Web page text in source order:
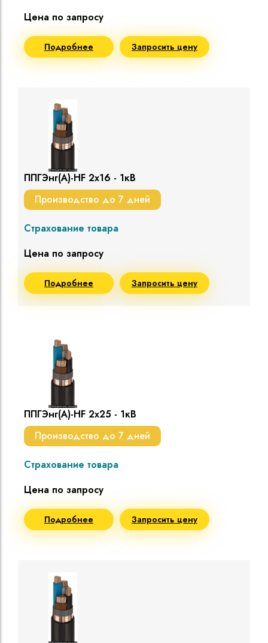
Цена по запросу
Подробнее Запросить цену
ППГЭнг(A)-HF 2х16 - 1кВ
Производство до 7 дней
Страхование товара
Цена по запросу
Подробнее Запросить цену
ППГЭнг(A)-HF 2х25 - 1кВ
Производство до 7 дней
Страхование товара
Цена по запросу
Подробнее Запросить цену